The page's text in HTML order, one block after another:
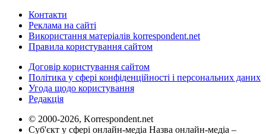
Контакти
Реклама на сайті
Використання матеріалів korrespondent.net
Правила користування сайтом
Договір користування сайтом
Політика у сфері конфіденційності і персональних даних
Угода щодо користування
Редакція
© 2000-2026, Korrespondent.net
Суб'єкт у сфері онлайн-медіа Назва онлайн-медіа –